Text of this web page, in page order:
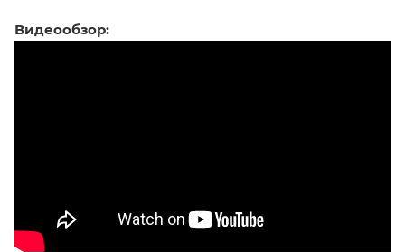
Видеообзор: